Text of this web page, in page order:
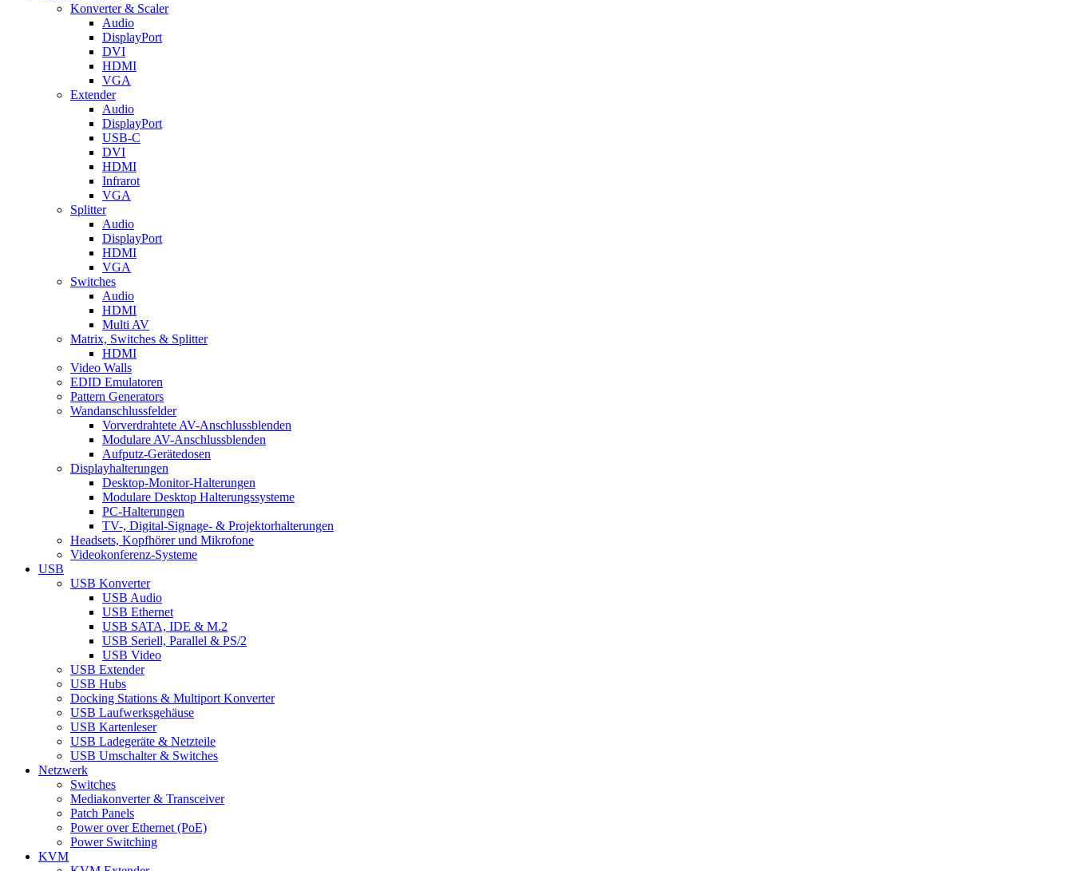
Konverter & Scaler
Audio
DisplayPort
DVI
HDMI
VGA
Extender
Audio
DisplayPort
USB-C
DVI
HDMI
Infrarot
VGA
Splitter
Audio
DisplayPort
HDMI
VGA
Switches
Audio
HDMI
Multi AV
Matrix, Switches & Splitter
HDMI
Video Walls
EDID Emulatoren
Pattern Generators
Wandanschlussfelder
Vorverdrahtete AV-Anschlussblenden
Modulare AV-Anschlussblenden
Aufputz-Gerätedosen
Displayhalterungen
Desktop-Monitor-Halterungen
Modulare Desktop Halterungssysteme
PC-Halterungen
TV-, Digital-Signage- & Projektorhalterungen
Headsets, Kopfhörer und Mikrofone
Videokonferenz-Systeme
USB
USB Konverter
USB Audio
USB Ethernet
USB SATA, IDE & M.2
USB Seriell, Parallel & PS/2
USB Video
USB Extender
USB Hubs
Docking Stations & Multiport Konverter
USB Laufwerksgehäuse
USB Kartenleser
USB Ladegeräte & Netzteile
USB Umschalter & Switches
Netzwerk
Switches
Mediakonverter & Transceiver
Patch Panels
Power over Ethernet (PoE)
Power Switching
KVM